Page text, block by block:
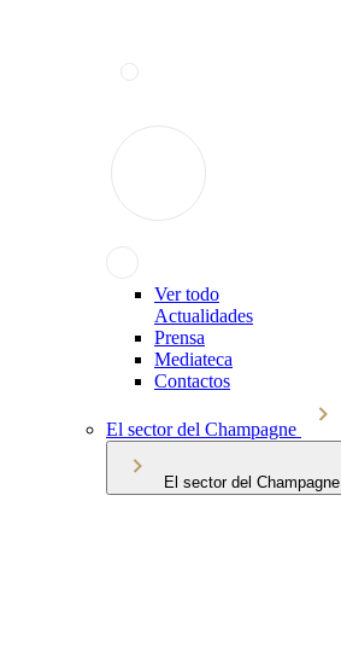
Ver todo
Actualidades
Prensa
Mediateca
Contactos
El sector del Champagne
El sector del Champagne